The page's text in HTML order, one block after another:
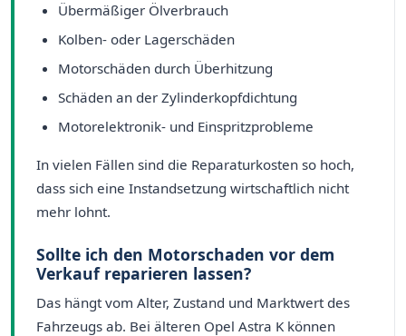
Übermäßiger Ölverbrauch
Kolben- oder Lagerschäden
Motorschäden durch Überhitzung
Schäden an der Zylinderkopfdichtung
Motorelektronik- und Einspritzprobleme
In vielen Fällen sind die Reparaturkosten so hoch,
dass sich eine Instandsetzung wirtschaftlich nicht
mehr lohnt.
Sollte ich den Motorschaden vor dem
Verkauf reparieren lassen?
Das hängt vom Alter, Zustand und Marktwert des
Fahrzeugs ab. Bei älteren Opel Astra K können